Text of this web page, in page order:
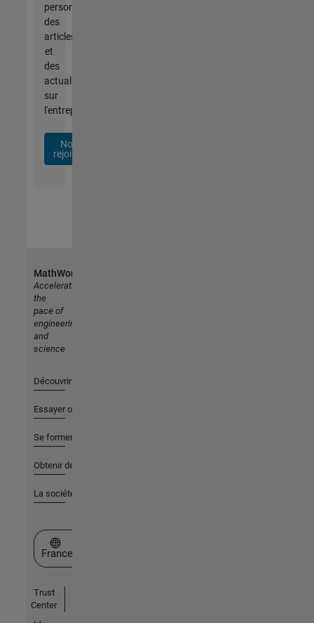
personnalisées,
des
articles
et
des
actualités
sur
l'entreprise.
Nous
rejoindre
MathWorks
Accelerating
the
pace of
engineering
and
science
Découvrir les produits
Essayer ou acheter
Se former
Obtenir de l'aide
La société
Sélectionner un site web
France
Trust
Center